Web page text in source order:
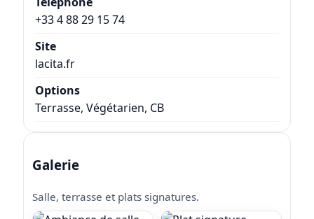
+33 4 88 29 15 74
Site
lacita.fr
Options
Terrasse, Végétarien, CB
Galerie
Salle, terrasse et plats signatures.